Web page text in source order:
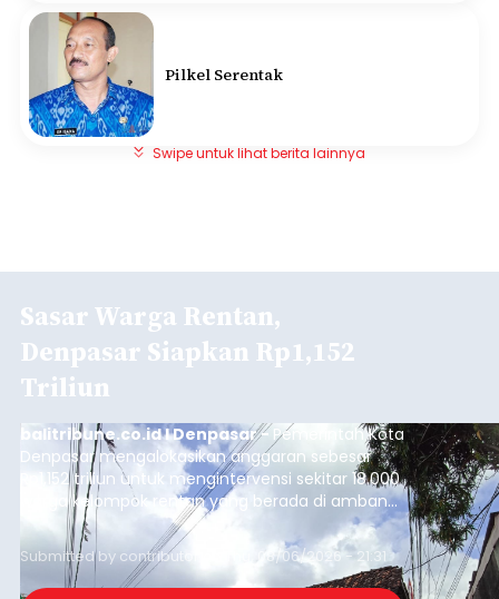
Pilkel Serentak
Swipe untuk lihat berita lainnya
Sasar Warga Rentan,
Denpasar Siapkan Rp1,152
Triliun
balitribune.co.id I Denpasar - Pemerintah Kota
Denpasar mengalokasikan anggaran sebesar
Rp1,152 triliun untuk mengintervensi sekitar 18.000
warga kelompok rentan yang berada di ambang
garis kemiskinan. Langkah strategis ini diambil
guna menjaga masyarakat yang berada pada
kelompok desil 5 dan 6 tersebut agar tidak
merosot ke kategori miskin.
Submitted by contributor Thu, 08/06/2026 - 21:31